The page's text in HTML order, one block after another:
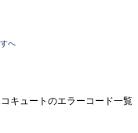
へ
キュートのエラーコード一覧